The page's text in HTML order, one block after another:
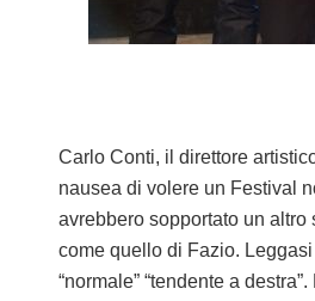
Carlo Conti, il direttore
nausea di volere un Festival
avrebbero sopportato un
come quello di Fazio. Leggasi
“normale” “tendente a